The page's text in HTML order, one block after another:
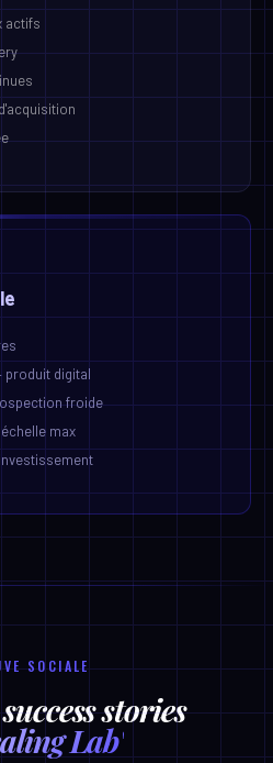
froide
max
SOCIALE
stories
Lab'
témoignages anonymes, pas de
inventés.